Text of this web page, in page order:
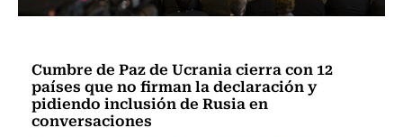
Cumbre de Paz de Ucrania cierra con 12
países que no firman la declaración y
pidiendo inclusión de Rusia en
conversaciones